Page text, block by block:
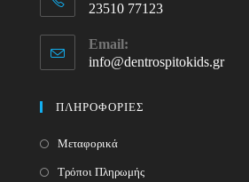
23510 77123
in
Email:
info@dentrospitokids.grOpens
ΠΛΗΡΟΦΟΡΙΕΣ
Μεταφορικά
Τρόποι Πληρωμής